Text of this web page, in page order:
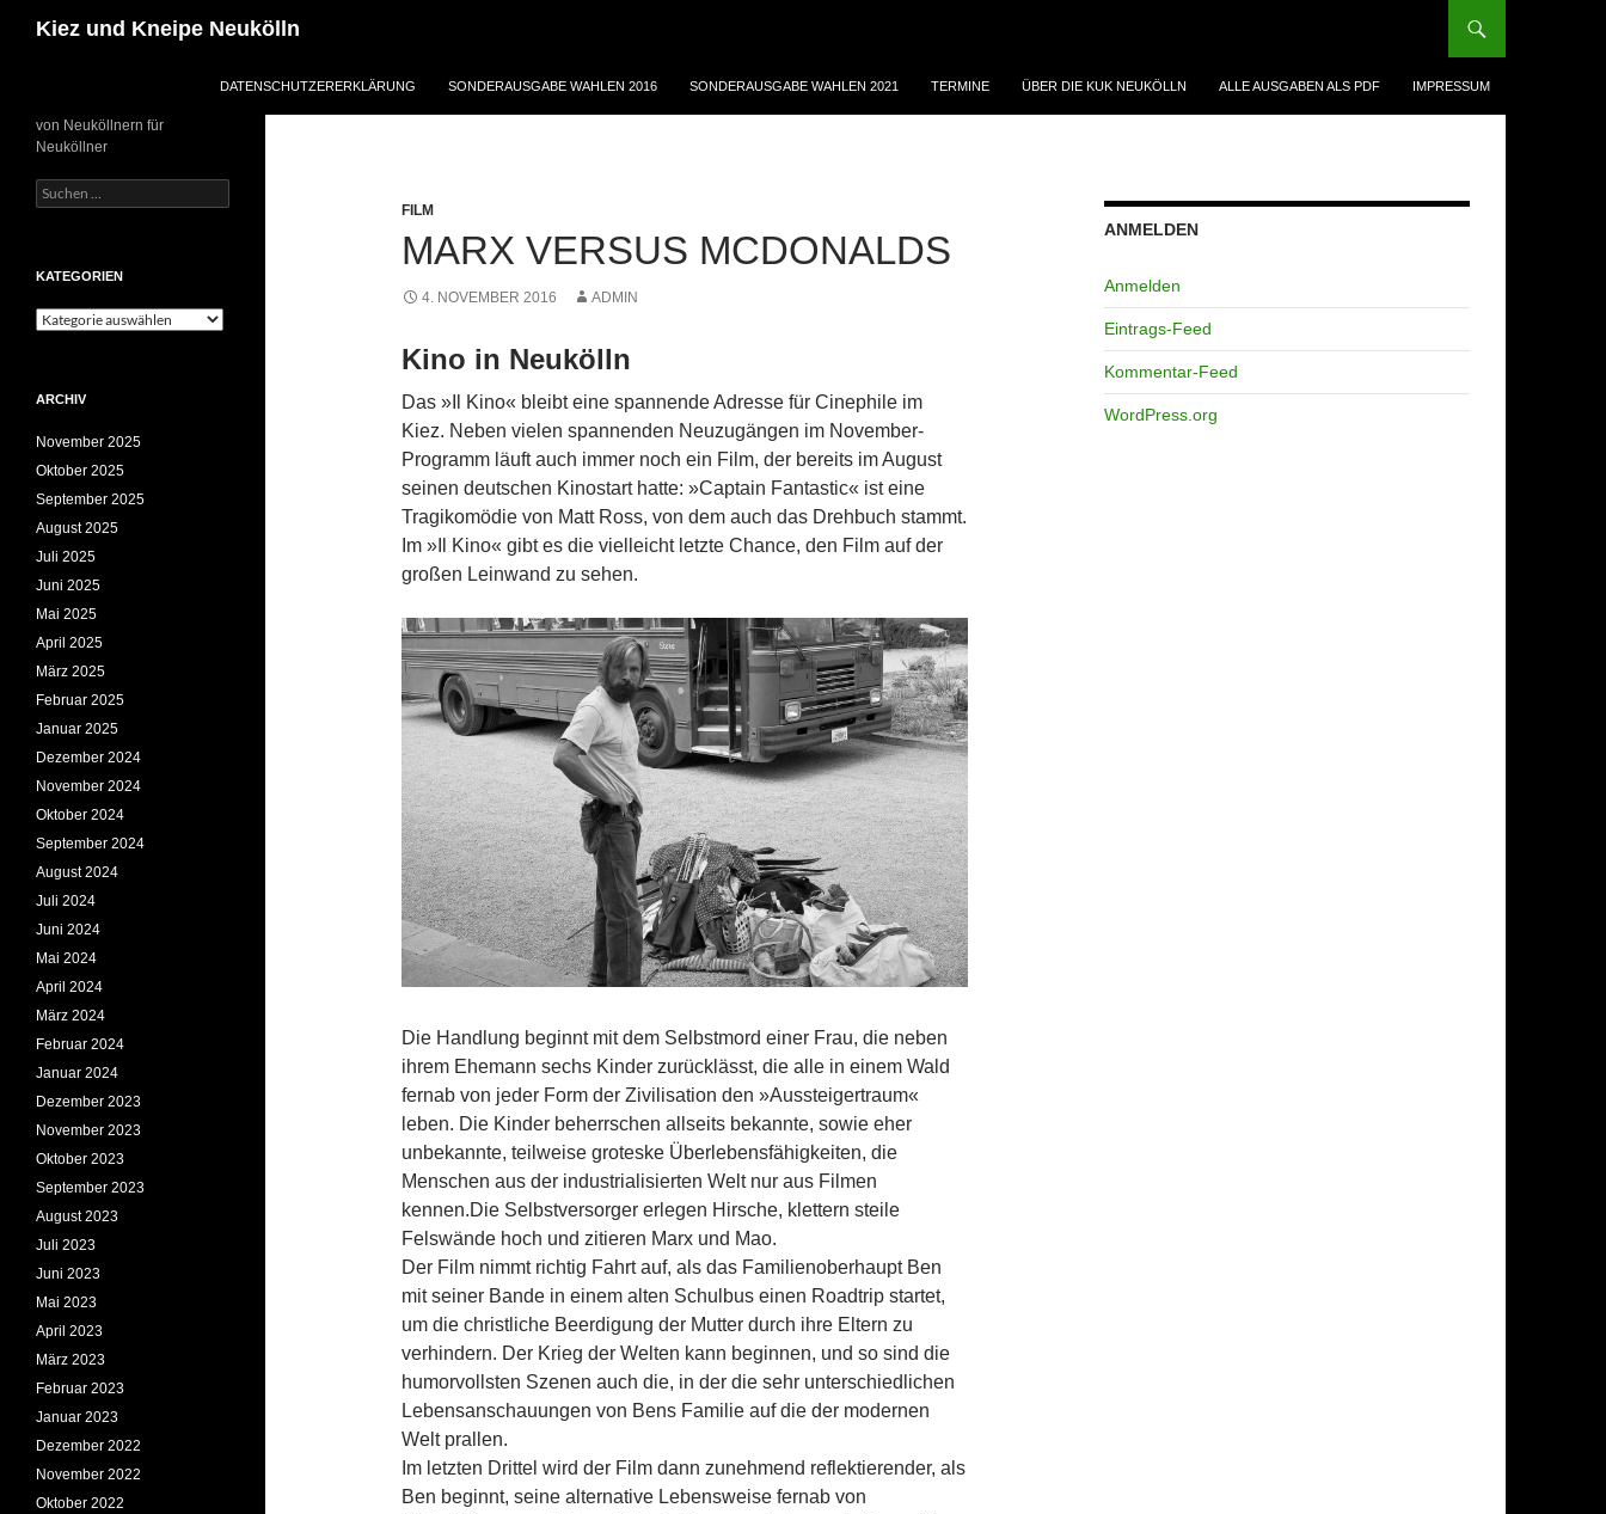
Inhalt
Kiez und Kneipe Neukölln
DATENSCHUTZERERKLÄRUNG SONDERAUSGABE WAHLEN 2016 SONDERAUSGABE WAHLEN 2021 TERMINE ÜBER DIE KUK NEUKÖLLN ALLE AUSGABEN ALS PDF IMPRESSUM
FILM
MARX VERSUS MCDONALDS
4. NOVEMBER 2016 ADMIN
Kino in Neukölln
Das »Il Kino« bleibt eine spannende Adresse für Cinephile im
Kiez. Neben vielen spannenden Neuzugängen im November-
Programm läuft auch immer noch ein Film, der bereits im August
seinen deutschen Kinostart hatte: »Captain Fantastic« ist eine
Tragikomödie von Matt Ross, von dem auch das Drehbuch stammt.
Im »Il Kino« gibt es die vielleicht letzte Chance, den Film auf der
großen Leinwand zu sehen.
Die Handlung be­ginnt mit dem Selbstmord einer Frau, die neben
ihrem Ehemann sechs Kinder zurücklässt, die alle in einem Wald
fernab von jeder Form der Zivilisation den »Aussteigertraum«
leben. Die Kinder beherrschen allseits bekannte, sowie eher
unbekannte, teilweise groteske Überlebensfähigkeiten, die
Menschen aus der industrialisierten Welt nur aus Filmen
kennen.Die Selbstversorger erlegen Hirsche, klettern steile
Felswände hoch und zitieren Marx und Mao.
Der Film nimmt richtig Fahrt auf, als das Familienoberhaupt Ben
mit seiner Bande in einem alten Schulbus einen Roadtrip startet,
um die christliche Beerdigung der Mutter durch ihre Eltern zu
verhindern. Der Krieg der Welten kann beginnen, und so sind die
humorvollsten Szenen auch die, in der die sehr unterschiedlichen
Lebensanschauungen von Bens Familie auf die der modernen
Welt prallen.
Im letzten Drittel wird der Film dann zunehmend reflektierender, als
Ben beginnt, seine alternative Lebensweise fernab von
ANMELDEN
Anmelden
Eintrags-Feed
Kommentar-Feed
WordPress.org
von Neuköllnern für
Neuköllner
Suchen
nach:
KATEGORIEN
Kategorien
ARCHIV
November 2025
Oktober 2025
September 2025
August 2025
Juli 2025
Juni 2025
Mai 2025
April 2025
März 2025
Februar 2025
Januar 2025
Dezember 2024
November 2024
Oktober 2024
September 2024
August 2024
Juli 2024
Juni 2024
Mai 2024
April 2024
März 2024
Februar 2024
Januar 2024
Dezember 2023
November 2023
Oktober 2023
September 2023
August 2023
Juli 2023
Juni 2023
Mai 2023
April 2023
März 2023
Februar 2023
Januar 2023
Dezember 2022
November 2022
Oktober 2022